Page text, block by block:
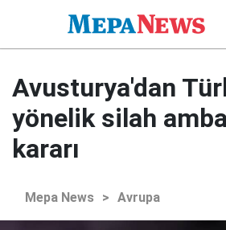
Avusturya'dan
yönelik silah
kararı
Mepa News > Avrupa